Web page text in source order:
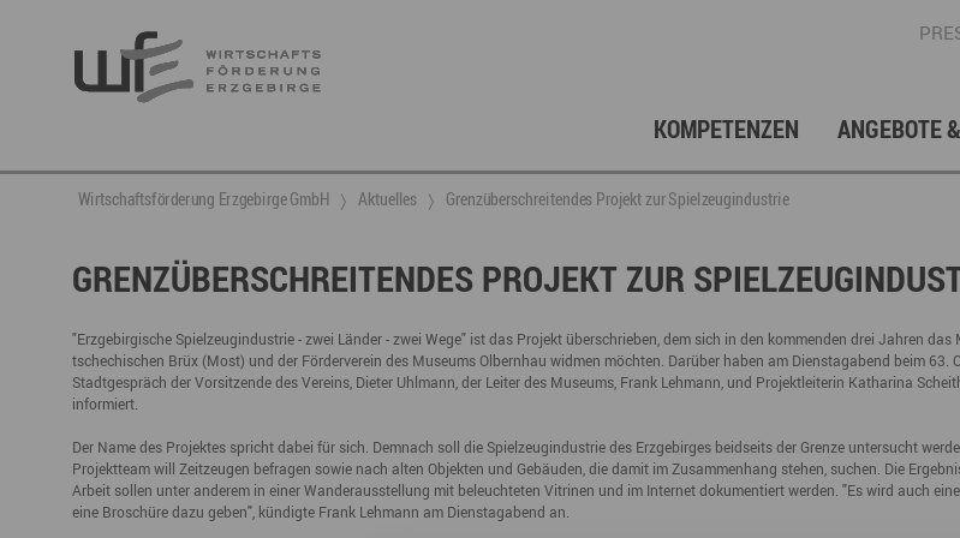
KOMPETENZEN
Berufsnachwuchs & Fachkräfte
Partner vernetzen
Talente integrieren
Talente finden
Talente binden
Gründung, Förderung & Investition
Fördermittelberatung
Gewerbeflächen –
Unternehmensdatenbank
Miet- und Veranstaltungsangebote Regionalmarketing & -entwicklung
ANGEBOTE
aktuelle Angebote & Projekte
Projekte
Projektarchiv
Wirtschaftsservice
Berufsnachwuchs & Fachkräfte
Innovation- und Technologietransfer
Berufs- & Studienorientierung
Angebote für Schüler
Angebote für Lehrer
Arbeitskreis Schule-Wirtschaft
Gründer- & Dienstleistungszentrum (GDZ)
Annaberg
Touristische Infrastruktur
Neuigkeiten Presse
Ansprechpartner & Kontakt Gesellschafterstruktur
Wirtschaftsförderung Erzgebirge GmbH Aktuelles Grenzüberschreitendes Projekt zur Spielzeugindustrie
GRENZÜBERSCHREITENDES PROJEKT ZUR
"Erzgebirgische Spielzeugindustrie - zwei Länder - zwei Wege" ist das Projekt überschrieben, dem sich in den kommenden drei Jahren das
tschechischen Brüx (Most) und der Förderverein des Museums Olbernhau widmen möchten. Darüber haben am Dienstagabend beim 63.
Stadtgespräch der Vorsitzende des Vereins, Dieter Uhlmann, der Leiter des Museums, Frank Lehmann, und Projektleiterin Katharina
informiert.
Der Name des Projektes spricht dabei für sich. Demnach soll die Spielzeugindustrie des Erzgebirges beidseits der Grenze untersucht
Projektteam will Zeitzeugen befragen sowie nach alten Objekten und Gebäuden, die damit im Zusammenhang stehen, suchen. Die
Arbeit sollen unter anderem in einer Wanderausstellung mit beleuchteten Vitrinen und im Internet dokumentiert werden. "Es wird auch
eine Broschüre dazu geben", kündigte Frank Lehmann am Dienstagabend an.